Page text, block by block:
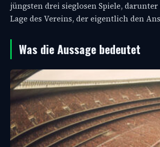
jüngsten drei sieglosen Spiele,
Lage des Vereins, der eigentlich den
Was die Aussage bedeutet